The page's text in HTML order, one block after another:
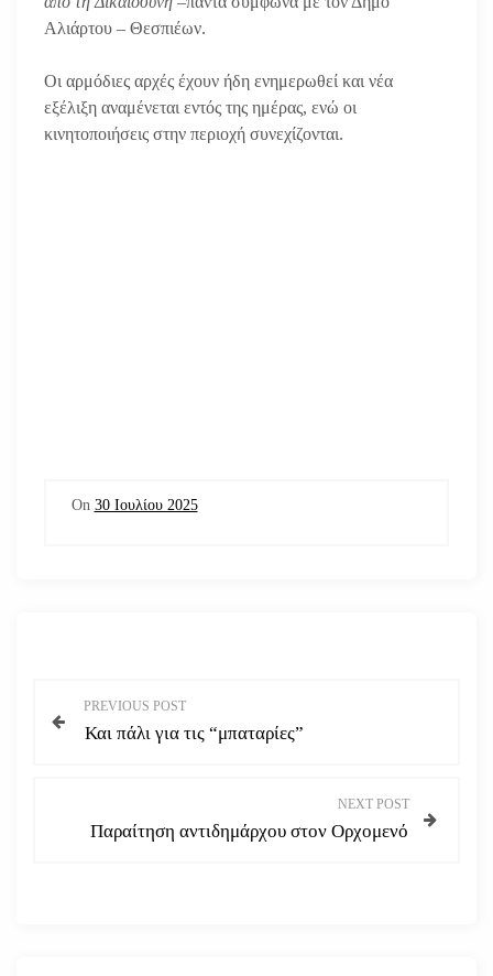
Αλιάρτου – Θεσπιέων.
Οι αρμόδιες αρχές έχουν ήδη ενημερωθεί και νέα
εξέλιξη αναμένεται εντός της ημέρας, ενώ οι
κινητοποιήσεις στην περιοχή συνεχίζονται.
On 30 Ιουλίου 2025
PREVIOUS POST
Και πάλι για τις “μπαταρίες”
NEXT POST
Παραίτηση αντιδημάρχου στον Ορχομενό